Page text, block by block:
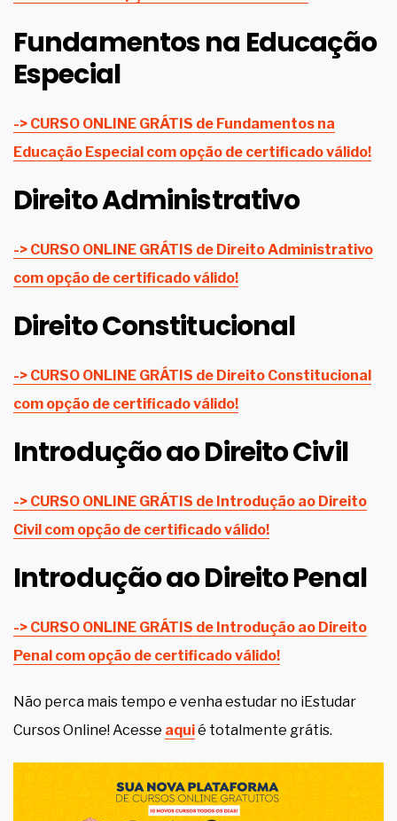
Fundamentos na Educação
Especial
-> CURSO ONLINE GRÁTIS de Fundamentos na
Educação Especial com opção de certificado válido!
Direito Administrativo
-> CURSO ONLINE GRÁTIS de Direito Administrativo
com opção de certificado válido!
Direito Constitucional
-> CURSO ONLINE GRÁTIS de Direito Constitucional
com opção de certificado válido!
Introdução ao Direito Civil
-> CURSO ONLINE GRÁTIS de Introdução ao Direito
Civil com opção de certificado válido!
Introdução ao Direito Penal
-> CURSO ONLINE GRÁTIS de Introdução ao Direito
Penal com opção de certificado válido!
Não perca mais tempo e venha estudar no iEstudar
Cursos Online! Acesse aquié totalmente grátis.